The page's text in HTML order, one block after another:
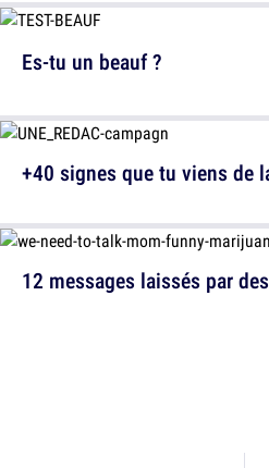
12 messages laissés par
Es-tu un beauf ?
+40 signes que tu viens de